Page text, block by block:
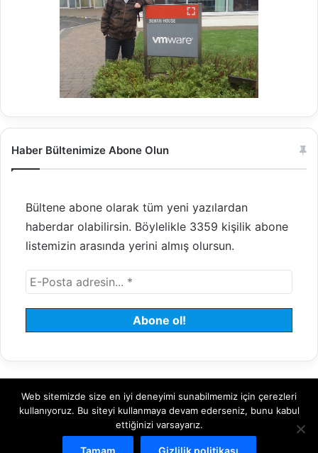
Haber Bültenimize Abone Olun
Bültene abone olarak tüm yeni yazılardan
haberdar olabilirsin. Böylelikle 3359 kişilik abone
listemizin arasında yerini almış olursun.
© 2008 - 2026 Tayfundeğer.com - Tüm hakları saklıdır.
Bulut Sunucu Sanal (VDS) Sunucu
Yönetilen Sunucu
Web sitemizde size en iyi deneyimi sunabilmemiz için çerezleri
kullanıyoruz. Bu siteyi kullanmaya devam ederseniz, bunu kabul
ettiğinizi varsayarız.
Tamam Gizlilik politikası